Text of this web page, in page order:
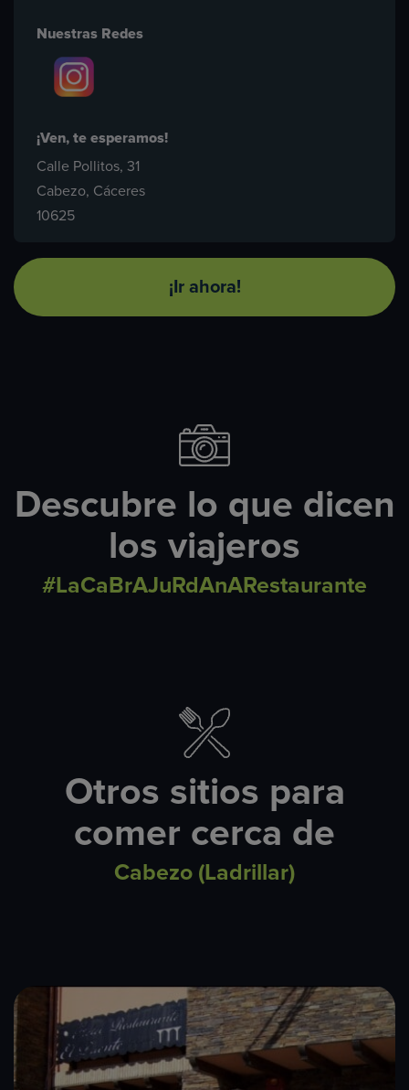
Nuestras Redes
¡Ven, te esperamos!
Calle Pollitos, 31
Cabezo, Cáceres
10625
¡Ir ahora!
Descubre lo que dicen
los viajeros
#LaCaBrAJuRdAnARestaurante
Otros sitios para
comer cerca de
Cabezo (Ladrillar)